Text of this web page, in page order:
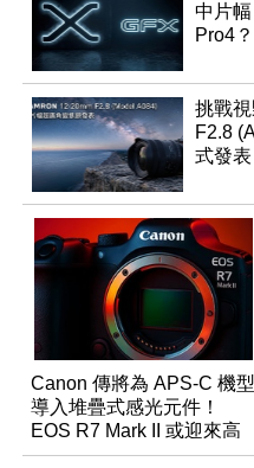
中片
Pro4？
挑戰
F2.8
式發表
Canon 傳將為 APS-C 機型
導入堆疊式感光元件！
EOS R7 Mark II 或迎來高
速讀出升級